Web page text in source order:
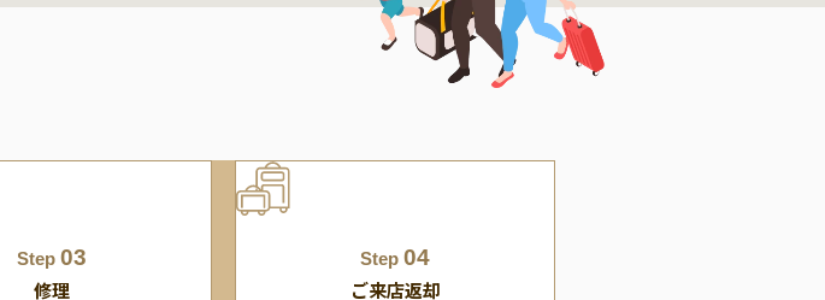
Step03
修理
Step04
ご来店返却